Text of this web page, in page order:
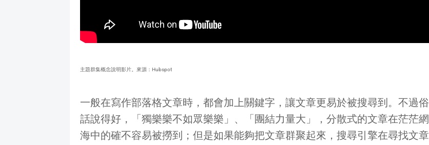
主題群集概念說明影片。來源：Hubspot
一般在寫作部落格文章時，都會加上關鍵字，讓文章更易於被搜尋到。不過俗
話說得好，「獨樂樂不如眾樂樂」、「團結力量大」，分散式的文章在茫茫網
海中的確不容易被撈到；但是如果能夠把文章群聚起來，搜尋引擎在尋找文章